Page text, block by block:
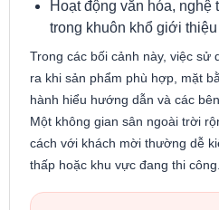
Hoạt động văn hóa, nghệ
trong khuôn khổ giới
Trong các bối cảnh này, việc sử
ra khi sản phẩm phù hợp, mặt
hành hiểu hướng dẫn và các
Một không gian sân ngoài trời
cách với khách mời thường dễ
thấp hoặc khu vực đang thi công.